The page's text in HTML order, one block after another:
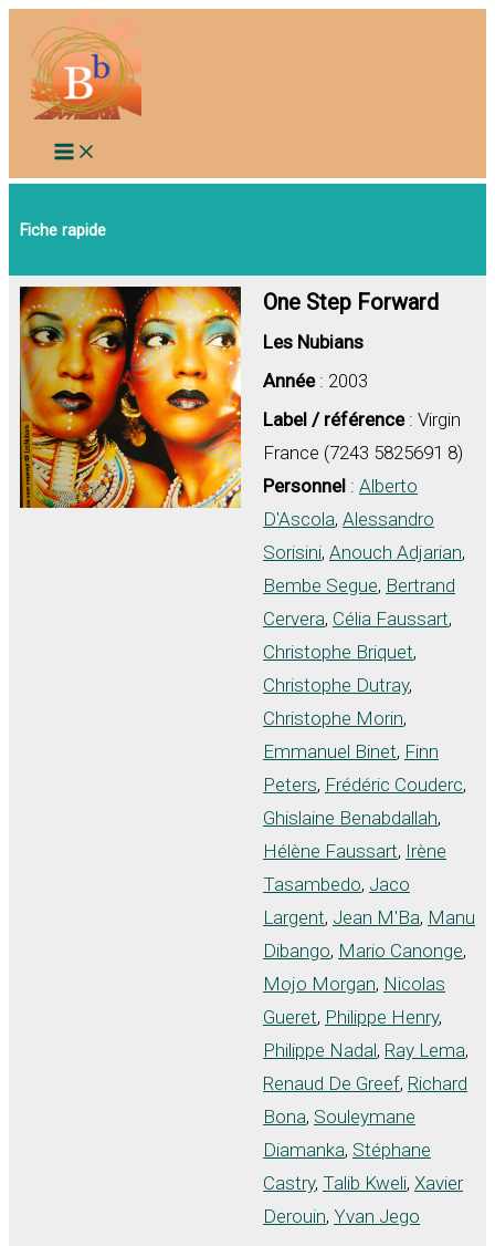
contenu
Fiche rapide
One Step Forward
Les Nubians
Année: 2003
Label / référence: Virgin
France (7243 5825691 8)
Personnel : Alberto
D'Ascola, Alessandro
Sorisini, Anouch Adjarian,
Bembe Segue, Bertrand
Cervera, Célia Faussart,
Christophe Briquet,
Christophe Dutray,
Christophe Morin,
Emmanuel Binet, Finn
Peters, Frédéric Couderc,
Ghislaine Benabdallah,
Hélène Faussart, Irène
Tasambedo, Jaco
Largent, Jean M'Ba, Manu
Dibango, Mario Canonge,
Mojo Morgan, Nicolas
Gueret, Philippe Henry,
Philippe Nadal, Ray Lema,
Renaud De Greef, Richard
Bona, Souleymane
Diamanka, Stéphane
Castry, Talib Kweli, Xavier
Derouin, Yvan Jego